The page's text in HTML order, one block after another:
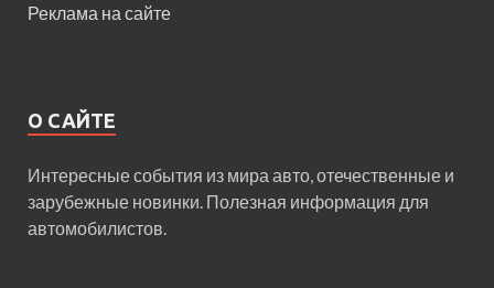
Реклама на сайте
О САЙТЕ
Интересные события из мира авто, отечественные и
зарубежные новинки. Полезная информация для
автомобилистов.